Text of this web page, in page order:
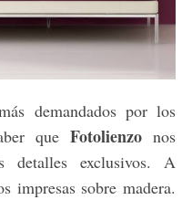
demandados por los
queFotolienzo nos
detalles exclusivos. A
impresas sobre madera.